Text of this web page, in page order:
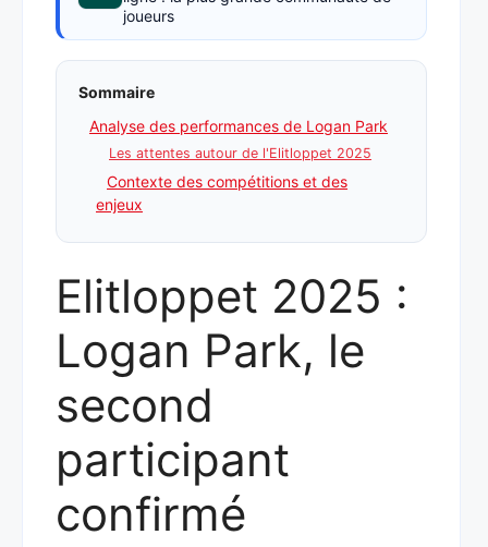
joueurs
Sommaire
Analyse des performances de Logan Park
Les attentes autour de l'Elitloppet 2025
Contexte des compétitions et des
enjeux
Elitloppet 2025 :
Logan Park, le
second
participant
confirmé